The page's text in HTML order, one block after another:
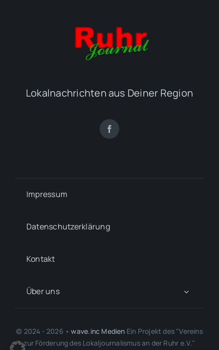
Lokalnachrichten aus Deiner Region
Impressum
Datenschutzerklärung
Kontakt
Über uns
© 2024 - 2026 •wave.inc Medien Ein Projekt des "Vereins
zur Förderung des Lokaljournalismus an der Ruhr e.V."